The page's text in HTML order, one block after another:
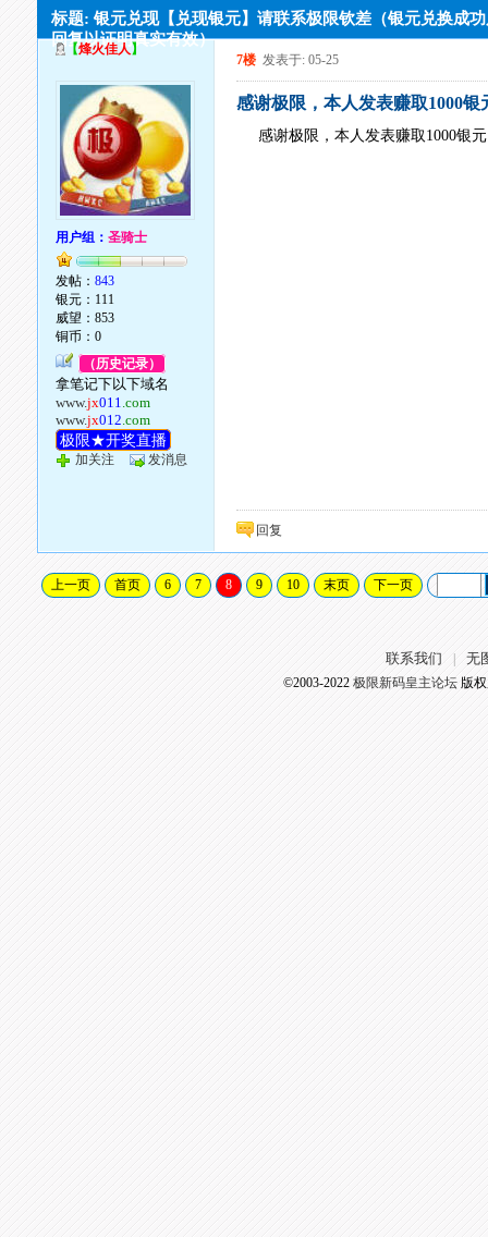
标题: 银元兑现【兑现银元】请联系极限钦差（银元兑换成
回复以证明真实有效）
【烽火佳人】
用户组：圣骑士
发帖：843
银元：111
威望：853
铜币：0
（历史记录）
拿笔记下以下域名
www.jx011.com
www.jx012.com
极限★开奖直播
加关注 发消息
7楼 发表于: 05-25
感谢极限，本人发表赚取1000
感谢极限，本人发表赚取1000银
回复
上一页 首页 6 7 8 9 10 末页 下一页
联系我们 无
©2003-2022 极限新码皇主论坛版权